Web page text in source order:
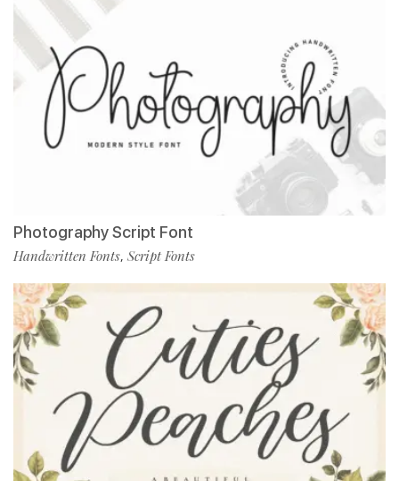
Photography Script Font
Handwritten Fonts, Script Fonts